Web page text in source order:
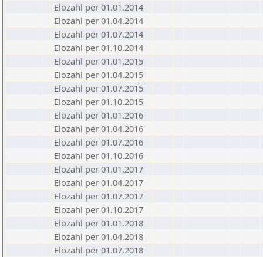
Elozahl per 01.01.2014
Elozahl per 01.04.2014
Elozahl per 01.07.2014
Elozahl per 01.10.2014
Elozahl per 01.01.2015
Elozahl per 01.04.2015
Elozahl per 01.07.2015
Elozahl per 01.10.2015
Elozahl per 01.01.2016
Elozahl per 01.04.2016
Elozahl per 01.07.2016
Elozahl per 01.10.2016
Elozahl per 01.01.2017
Elozahl per 01.04.2017
Elozahl per 01.07.2017
Elozahl per 01.10.2017
Elozahl per 01.01.2018
Elozahl per 01.04.2018
Elozahl per 01.07.2018